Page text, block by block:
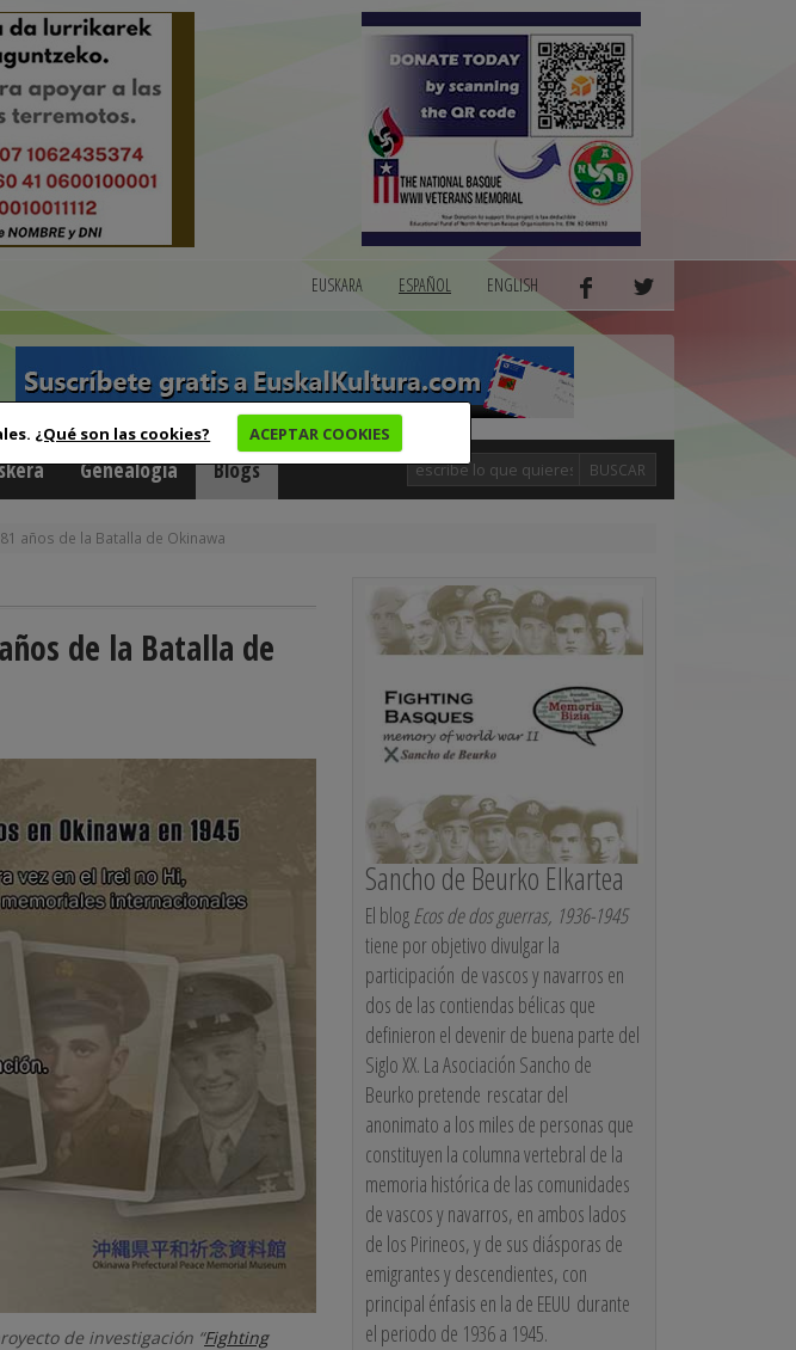
¿Qué son las cookies? ACEPTAR COOKIES
EUSKARA ESPAÑOL ENGLISH
Genealogía Blogs BUSCAR
años de la Batalla de Okinawa
de la Batalla de
de investigación “Fighting
Sancho de Beurko Elkartea
El blogEcos de dos guerras, 1936-1945
tiene por objetivo divulgar la
participación de vascos y navarros en
dos de las contiendas bélicas que
definieron el devenir de buena parte del
Siglo XX. La Asociación Sancho de
Beurko pretende rescatar del
anonimato a los miles de personas que
constituyen la columna vertebral de la
memoria histórica de las comunidades
de vascos y navarros, en ambos lados
de los Pirineos, y de sus diásporas de
emigrantes y descendientes, con
principal énfasis en la de EEUU durante
el periodo de 1936 a 1945.